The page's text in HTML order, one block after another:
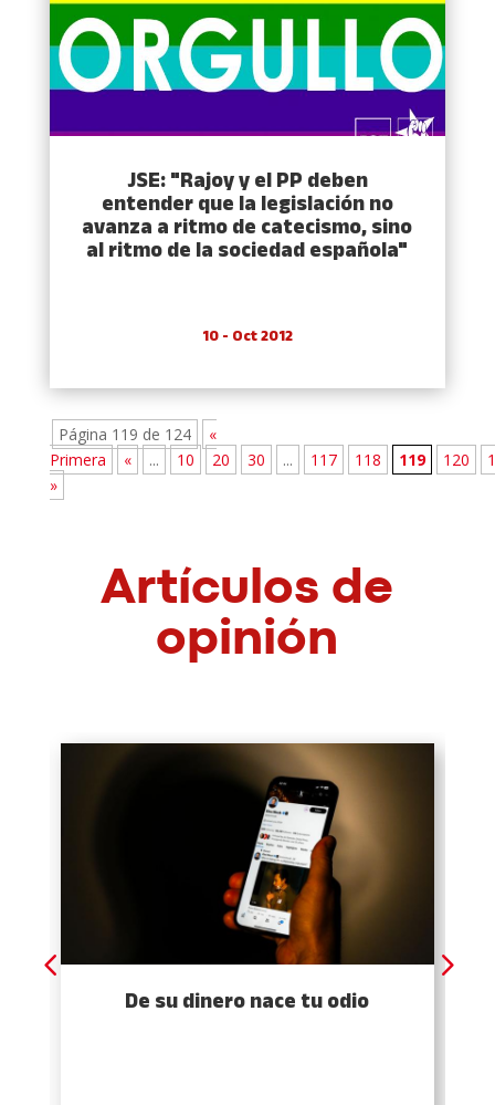
JSE: "Rajoy y el PP deben
entender que la legislación no
avanza a ritmo de catecismo, sino
al ritmo de la sociedad española"
10 - Oct 2012
Página 119 de 124
«
Primera
« ... 10 20 30 ... 117 118 119 120
»
Artículos de
opinión
De su dinero nace tu odio